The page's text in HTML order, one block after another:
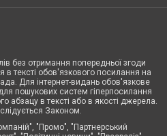
без отримання попередньої згоди
тексті обов'язкового посилання на
Для інтернет-видань обов'язкове
пошукових систем гіперпосилання
абзацу в тексті або в якості джерела.
Законом.
"Промо", "Партнерський